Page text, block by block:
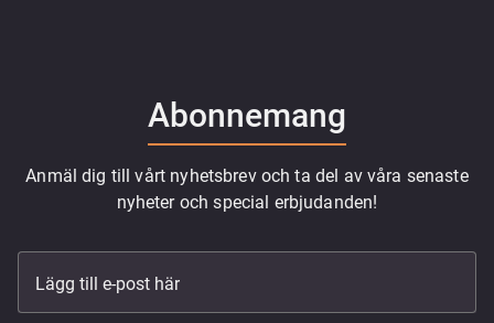
Abonnemang
Anmäl dig till vårt nyhetsbrev och ta del av våra senaste
nyheter och special erbjudanden!
Lägg till e-post här